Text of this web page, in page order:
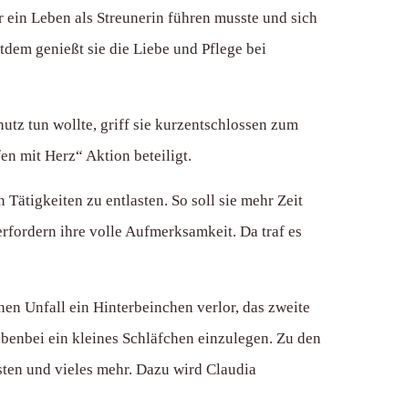
Leben als Streunerin führen musste und sich
genießt sie die Liebe und Pflege bei
tun wollte, griff sie kurzentschlossen zum
mit Herz“ Aktion beteiligt.
zu entlasten. So soll sie mehr Zeit
ihre volle Aufmerksamkeit. Da traf es
Unfall ein Hinterbeinchen verlor, das zweite
ein kleines Schläfchen einzulegen. Zu den
und vieles mehr. Dazu wird Claudia